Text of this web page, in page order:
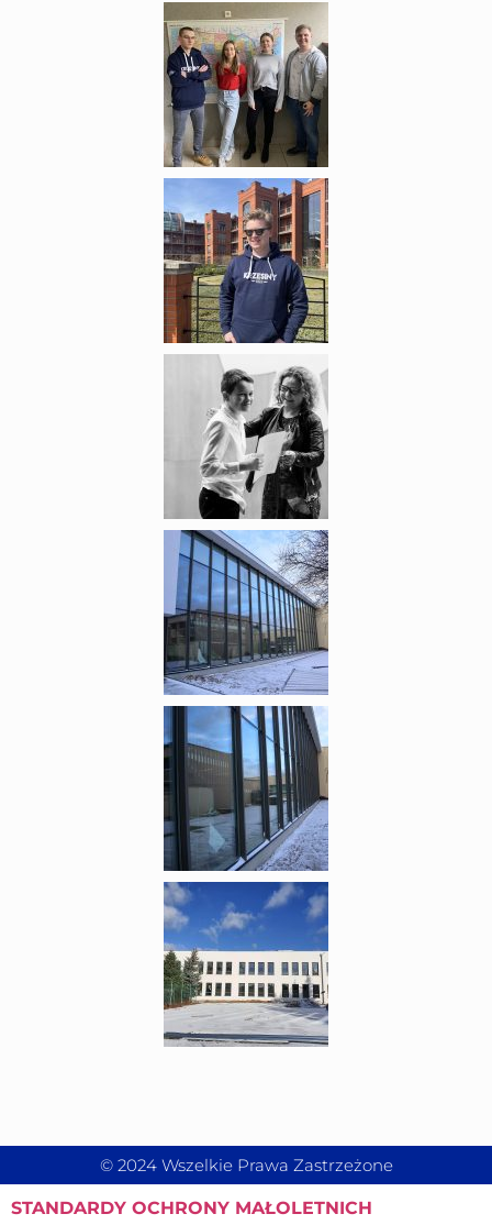
© 2024 Wszelkie Prawa Zastrzeżone
STANDARDY OCHRONY MAŁOLETNICH